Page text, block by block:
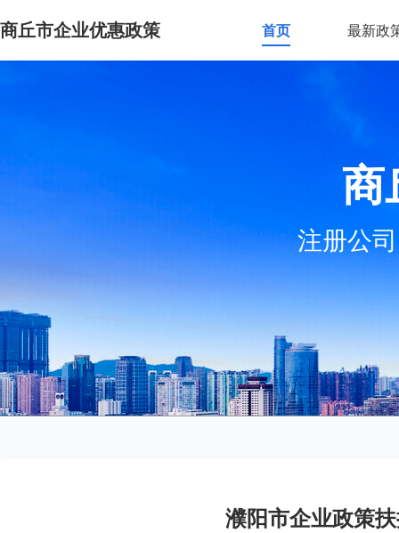
商丘市企业优惠政策 首页 最新政
商
注册公
濮阳市企业政策